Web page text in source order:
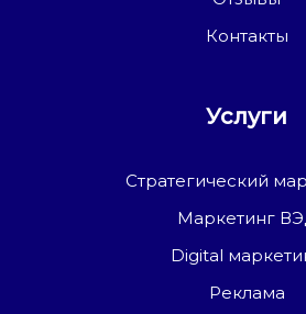
Контакты
Услуги
Стратегический
Маркетинг
Digital
Реклама